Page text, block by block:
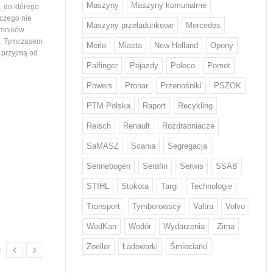
do którego
nie
Tymczasem
od
województwa podlaskiego. Tym samym
Z odpadami w Europie sobie nie
Każdy Europejczyk wytwarza średnio
w ciągu roku 132 kg odpadów
żywnościowych i 12 kg odzieżowych
i obuwniczych – wskazują dane KE.
W walce z rosnącą ilością odpadów
w tych kategoriach mają pomóc nowe
regulacje, które we wrześniu przyjął
Parlament Europejski. Wyznaczają…
wiedział nikt, stąd
mieszkańców
Volvo Trucks stawia
niskiej emisji CO2
Volvo zwiększa
o niskiej emisji CO2* w
produktach. Stal ta od
będzie wykorzystywana w
tysięcy pojazdów. Volvo
na świecie producentem,
wprowadził ten rodzaj
Maszyny Maszyny komunalme
Maszyny przeładunkowe Mercedes
Merlo Miasta New Holland Opony
Palfinger Pojazdy Poleco Pomot
Powers Pronar Przenośniki PSZOK
PTM Polska Raport Recykling
Reisch Renault Rozdrabniacze
SaMASZ Scania Segregacja
Sennebogen Serafin Serwis SSAB
STIHL Stokota Targi Technologie
Transport Tymborowscy Valtra Volvo
WodKan Wodór Wydarzenia Zima
Zoeller Ładowarki Śmieciarki